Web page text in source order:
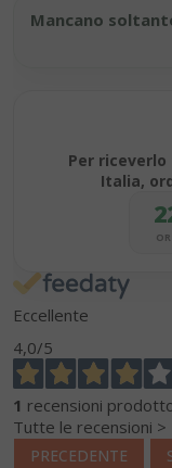
Mancano
Per
Italia,
Eccellente
4,0/5
1 recensioni
Tutte le recensioni >
PRECEDENTE